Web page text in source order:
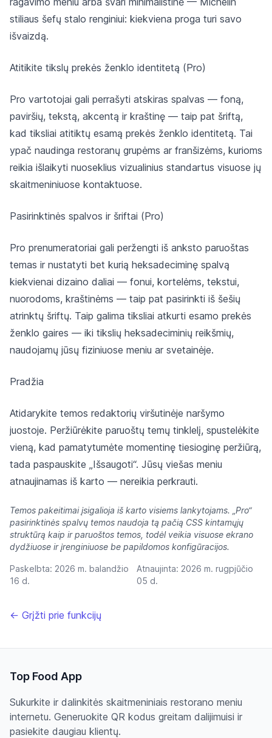
stiliaus šefų stalo renginiui: kiekviena proga turi savo
išvaizdą.
Atitikite tikslų prekės ženklo identitetą (Pro)
Pro vartotojai gali perrašyti atskiras spalvas — foną,
paviršių, tekstą, akcentą ir kraštinę — taip pat šriftą,
kad tiksliai atitiktų esamą prekės ženklo identitetą. Tai
ypač naudinga restoranų grupėms ar franšizėms, kurioms
reikia išlaikyti nuoseklius vizualinius standartus visuose jų
skaitmeniniuose kontaktuose.
Pasirinktinės spalvos ir šriftai (Pro)
Pro prenumeratoriai gali peržengti iš anksto paruoštas
temas ir nustatyti bet kurią heksadeciminę spalvą
kiekvienai dizaino daliai — fonui, kortelėms, tekstui,
nuorodoms, kraštinėms — taip pat pasirinkti iš šešių
atrinktų šriftų. Taip galima tiksliai atkurti esamo prekės
ženklo gaires — iki tikslių heksadeciminių reikšmių,
naudojamų jūsų fiziniuose meniu ar svetainėje.
Pradžia
Atidarykite temos redaktorių viršutinėje naršymo
juostoje. Peržiūrėkite paruoštų temų tinklelį, spustelėkite
vieną, kad pamatytumėte momentinę tiesioginę peržiūrą,
tada paspauskite „Išsaugoti“. Jūsų viešas meniu
atnaujinamas iš karto — nereikia perkrauti.
Temos pakeitimai įsigalioja iš karto visiems lankytojams. „Pro“
pasirinktinės spalvų temos naudoja tą pačią CSS kintamųjų
struktūrą kaip ir paruoštos temos, todėl veikia visuose ekrano
dydžiuose ir įrenginiuose be papildomos konfigūracijos.
Paskelbta: 2026 m. balandžio
16 d.
Atnaujinta: 2026 m. rugpjūčio
05 d.
← Grįžti prie funkcijų
Top Food App
Sukurkite ir dalinkitės skaitmeniniais restorano meniu
internetu. Generuokite QR kodus greitam dalijimuisi ir
pasiekite daugiau klientų.